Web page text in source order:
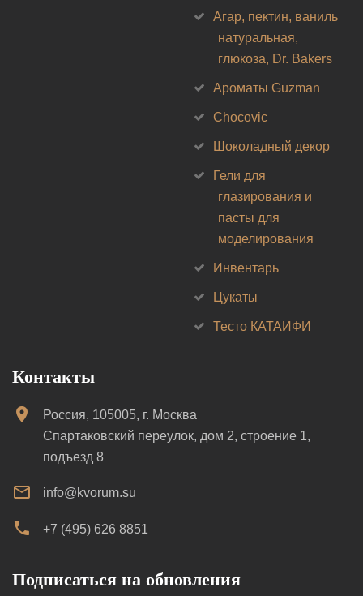
Агар, пектин, ваниль
натуральная,
глюкоза, Dr. Bakers
Ароматы Guzman
Chocovic
Шоколадный декор
Гели для
глазирования и
пасты для
моделирования
Инвентарь
Цукаты
Тесто КАТАИФИ
Контакты
Россия, 105005, г. Москва
Спартаковский переулок, дом 2, строение 1,
подъезд 8
info@kvorum.su
+7 (495) 626 8851
Подписаться на обновления